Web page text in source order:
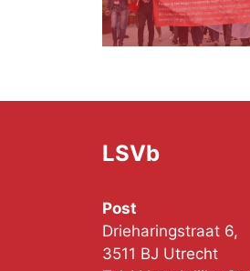
LSVb
Post
Drieharingstraat 6,
3511 BJ Utrecht